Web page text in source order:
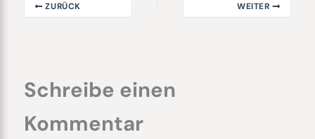
ZURÜCK WEITER
Schreibe einen
Kommentar